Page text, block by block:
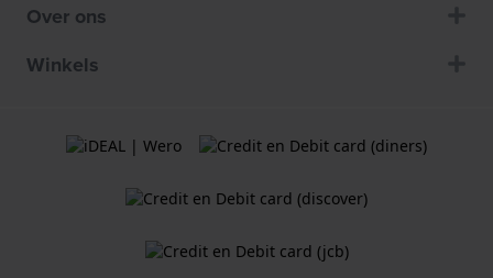
Over ons
Winkels